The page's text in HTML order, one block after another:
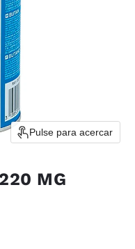
Pulse para acercar
MG